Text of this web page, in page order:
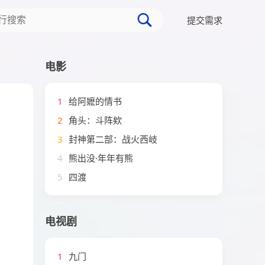
提交需求
电影
1
给阿嬷的情书
2 角头：斗阵欸
3 封神第二部：战火西岐
4 熊出没·年年有熊
5 四渡
电视剧
1 九门